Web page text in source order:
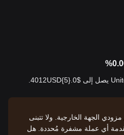
الجهة الخارجية. ولا تتبنى
أي عملة مشفرة مُحددة. هل